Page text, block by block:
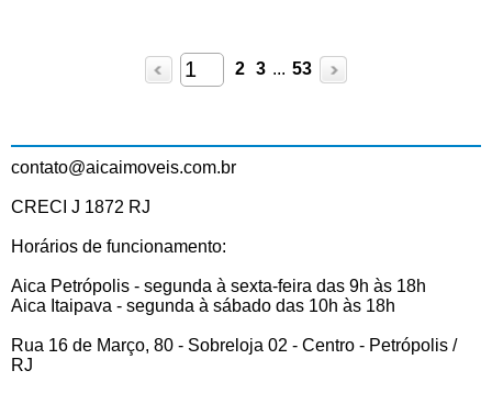
2 3 ... 53
contato@aicaimoveis.com.br
CRECI J 1872 RJ
Horários de funcionamento:
Aica Petrópolis - segunda à sexta-feira das 9h às 18h
Aica Itaipava - segunda à sábado das 10h às 18h
Rua 16 de Março, 80 - Sobreloja 02 - Centro - Petrópolis /
RJ